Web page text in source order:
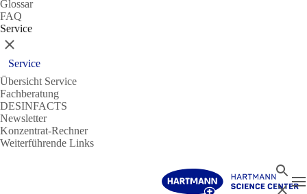
Glossar
FAQ
Service
Schließen
Service
Übersicht Service
Fachberatung
DESINFACTS
Newsletter
Konzentrat-Rechner
Weiterführende Links
Suche